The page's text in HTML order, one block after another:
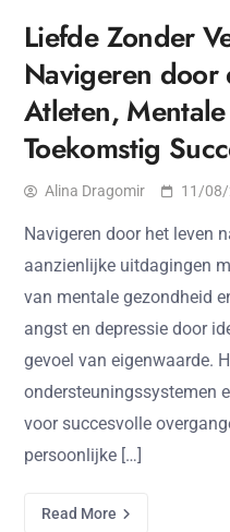
Liefde Zonder
Navigeren door
Atleten,
Toekomstig
Alina Dragomir 11/
Navigeren door het leven
aanzienlijke uitdagingen
van mentale gezondheid
angst en depressie door
gevoel van eigenwaarde.
ondersteuningssystemen
voor succesvolle
persoonlijke […]
Read More